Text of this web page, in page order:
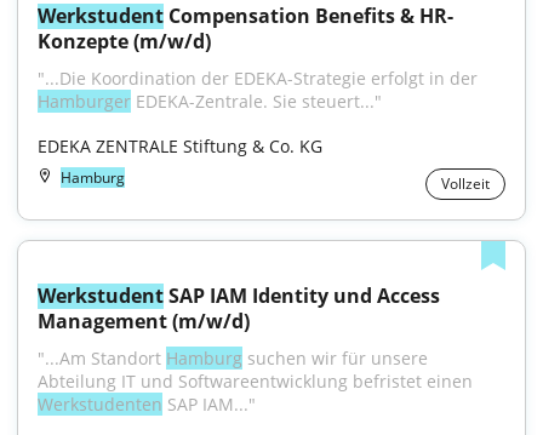
Werkstudent Compensation Benefits & HR-
Konzepte (m/w/d)
Hamburger EDEKA-Zentrale. Sie steuert..."
EDEKA ZENTRALE Stiftung & Co. KG
Hamburg Vollzeit
Werkstudent SAP IAM Identity und Access
Management (m/w/d)
"...Am Standort Hamburg suchen wir für unsere
Werkstudenten SAP IAM..."